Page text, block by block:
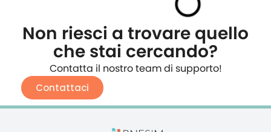
Non riesci a trovare quello
che stai cercando?
Contatta il nostro team di supporto!
Contattaci